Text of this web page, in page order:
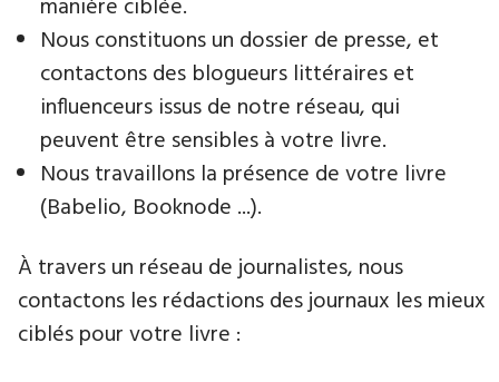
manière ciblée.
Nous constituons un dossier de presse, et
contactons des blogueurs littéraires et
influenceurs issus de notre réseau, qui
peuvent être sensibles à votre livre.
Nous travaillons la présence de votre livre
(Babelio, Booknode ...).
À travers un réseau de journalistes, nous
contactons les rédactions des journaux les mieux
ciblés pour votre livre :